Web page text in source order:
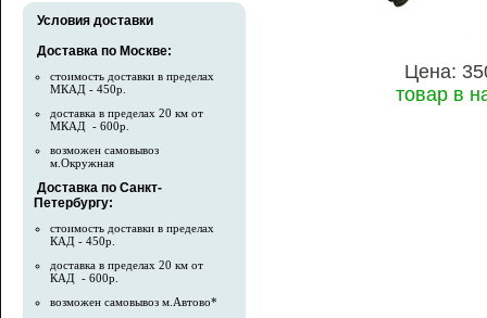
Условия доставки
Доставка по Москве:
стоимость доставки в пределах
МКАД - 450р.
доставка в пределах 20 км от
МКАД - 600р.
возможен самовывоз
м.Окружная
Доставка по Санкт-
Петербургу:
стоимость доставки в пределах
КАД - 450р.
доставка в пределах 20 км от
КАД - 600р.
возможен самовывоз м.Автово*
Цена:
товар в